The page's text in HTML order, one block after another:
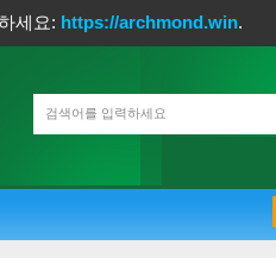
세요: https://archmond.win.